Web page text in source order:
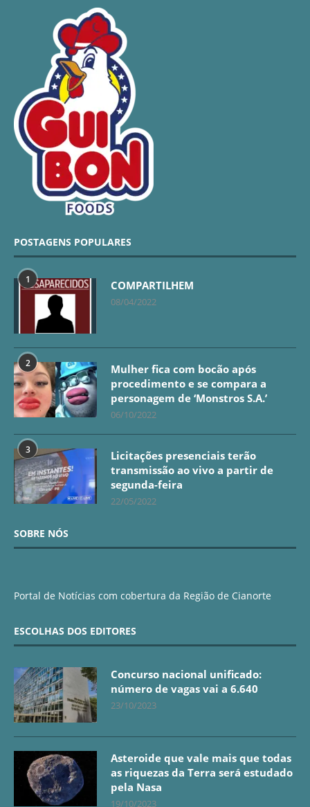
POSTAGENS POPULARES
1 COMPARTILHEM
08/04/2022
2
Mulher fica com bocão após
procedimento e se compara a
personagem de ‘Monstros S.A.’
06/10/2022
3
Licitações presenciais terão
transmissão ao vivo a partir de
segunda-feira
22/05/2022
SOBRE NÓS
Portal de Notícias com cobertura da Região de Cianorte
ESCOLHAS DOS EDITORES
Concurso nacional unificado:
número de vagas vai a 6.640
23/10/2023
Asteroide que vale mais que todas
as riquezas da Terra será estudado
pela Nasa
19/10/2023